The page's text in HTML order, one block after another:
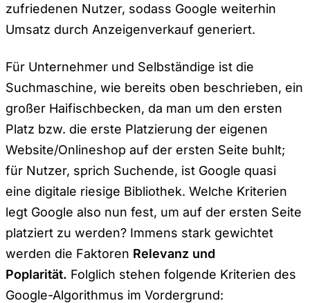
zufriedenen Nutzer, sodass Google weiterhin
Umsatz durch Anzeigenverkauf generiert.
Für Unternehmer und Selbständige ist die
Suchmaschine, wie bereits oben beschrieben, ein
großer Haifischbecken, da man um den ersten
Platz bzw. die erste Platzierung der eigenen
Website/Onlineshop auf der ersten Seite buhlt;
für Nutzer, sprich Suchende, ist Google quasi
eine digitale riesige Bibliothek. Welche Kriterien
legt Google also nun fest, um auf der ersten Seite
platziert zu werden? Immens stark gewichtet
werden die Faktoren Relevanz und
Poplarität. Folglich stehen folgende Kriterien des
Google-Algorithmus im Vordergrund: